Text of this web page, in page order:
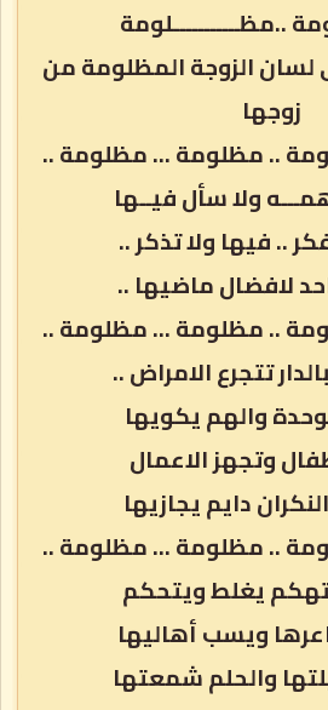
..مظـــــــــــلومة
لسان الزوجة المظلومة من
زوجها
.. مظلومة … مظلومة ..
ولا سأل فيــها
.. فيها ولا تذكر ..
لافضال ماضيها ..
.. مظلومة … مظلومة ..
تتجرع الامراض ..
والهم يكويها
وتجهز الاعمال
دايم يجازيها
.. مظلومة … مظلومة ..
يغلط ويتحكم
ويسب أهاليها
والحلم شمعتها